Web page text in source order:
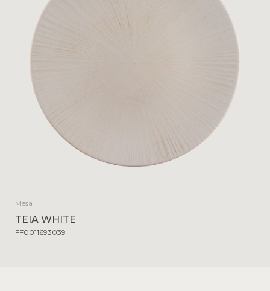
Mesa
TEIA WHITE
FF0011693039